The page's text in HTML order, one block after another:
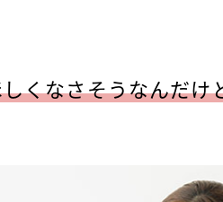
くなさそうなんだけ